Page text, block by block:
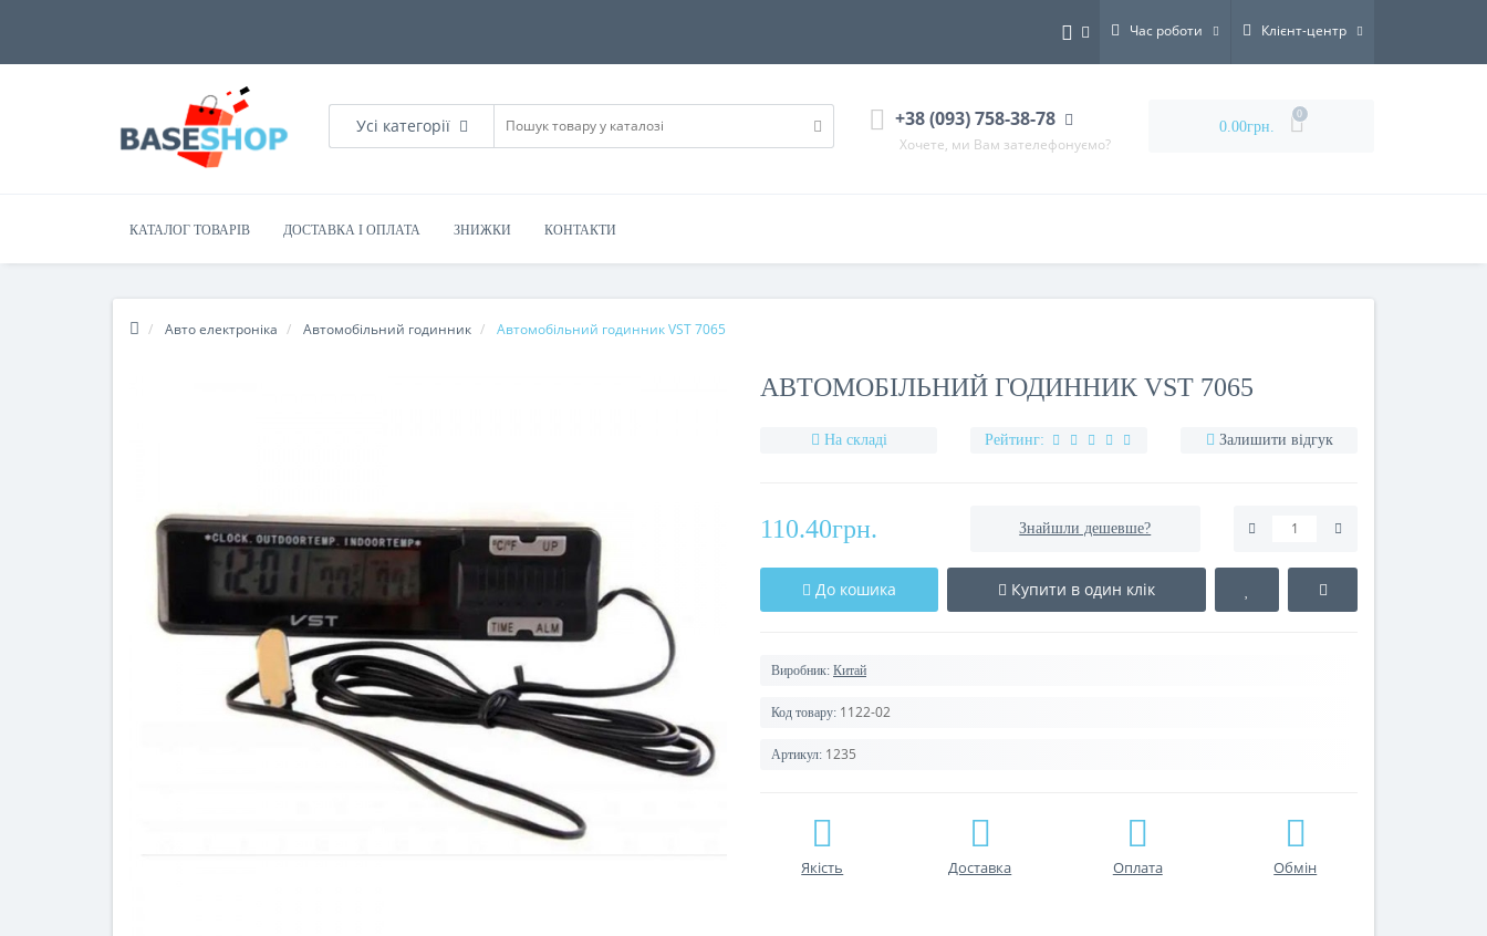
Час роботи Клієнт-центр
Усі категорії +38 (093) 758-38-78
Хочете, ми Вам зателефонуємо?
0.00грн.
0
КАТАЛОГ ТОВАРІВ ДОСТАВКА І ОПЛАТА ЗНИЖКИ КОНТАКТИ
Авто електроніка Автомобільний годинник Автомобільний годинник VST 7065
АВТОМОБІЛЬНИЙ ГОДИННИК VST 7065
На складі Рейтинг: Залишити відгук
110.40грн. Знайшли дешевше?
До кошика Купити в один клік
Виробник: Китай
Код товару: 1122-02
Артикул: 1235
Якість Доставка Оплата Обмін